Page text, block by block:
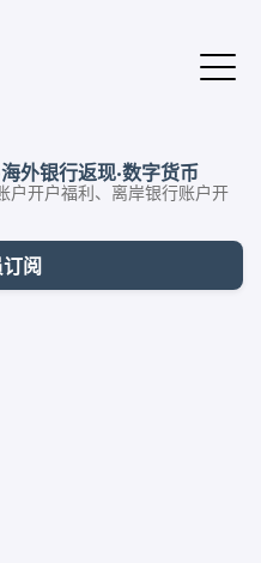
外银行返现·数字货币
户开户福利、离岸银行账户开
阅